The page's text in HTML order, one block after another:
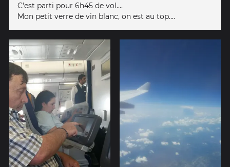
C'est parti pour 6h45 de vol....
Mon petit verre de vin blanc, on est au top....